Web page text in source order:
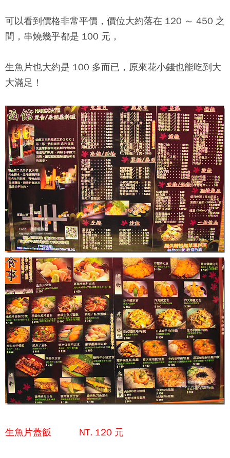
可以看到價格非常平價，價位大約落在 120 ～ 450 之
間，串燒幾乎都是 100 元，
生魚片也大約是 100 多而已，原來花小錢也能吃到大
大滿足！
生魚片蓋飯 NT. 120 元